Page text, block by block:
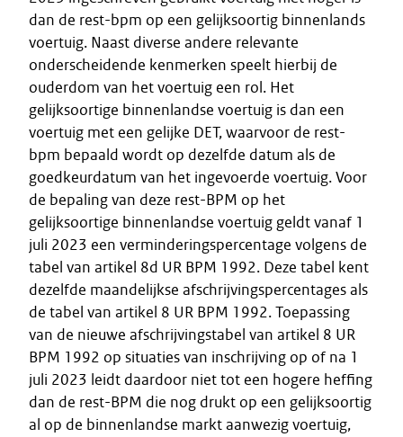
dan de rest-bpm op een gelijksoortig binnenlands
voertuig. Naast diverse andere relevante
onderscheidende kenmerken speelt hierbij de
ouderdom van het voertuig een rol. Het
gelijksoortige binnenlandse voertuig is dan een
voertuig met een gelijke DET, waarvoor de rest-
bpm bepaald wordt op dezelfde datum als de
goedkeurdatum van het ingevoerde voertuig. Voor
de bepaling van deze rest-BPM op het
gelijksoortige binnenlandse voertuig geldt vanaf 1
juli 2023 een verminderingspercentage volgens de
tabel van artikel 8d UR BPM 1992. Deze tabel kent
dezelfde maandelijkse afschrijvingspercentages als
de tabel van artikel 8 UR BPM 1992. Toepassing
van de nieuwe afschrijvingstabel van artikel 8 UR
BPM 1992 op situaties van inschrijving op of na 1
juli 2023 leidt daardoor niet tot een hogere heffing
dan de rest-BPM die nog drukt op een gelijksoortig
al op de binnenlandse markt aanwezig voertuig,